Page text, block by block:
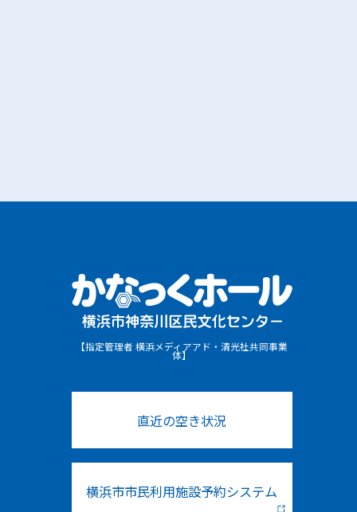
【指定管理者 横浜メディアアド・清光社共同事業
体】
直近の空き状況
横浜市市民利用施設予約システム